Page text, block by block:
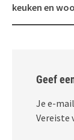
keuken en
Geef
Je e-
Vereiste